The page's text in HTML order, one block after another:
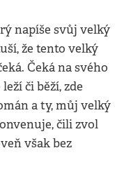
napíše svůj velký
že tento velký
Čeká na svého
či běží, zde
a ty, můj velký
čili zvol
však bez